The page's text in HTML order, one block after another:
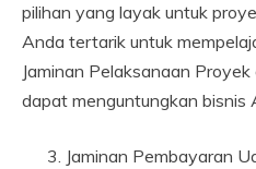
pilihan yang layak untuk
Anda tertarik untuk
Jaminan Pelaksanaan
dapat menguntungkan bisnis
Jaminan Pembayaran